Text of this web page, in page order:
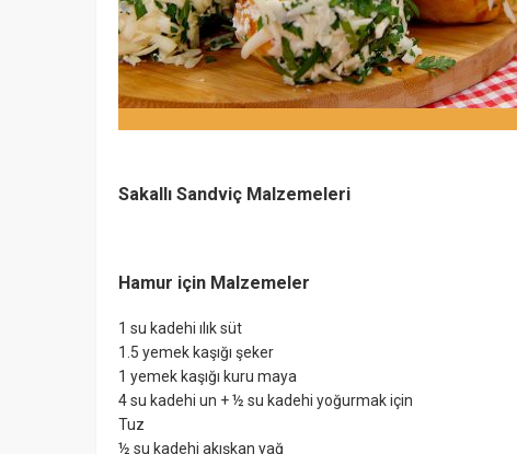
Sakallı Sandviç Malzemeleri
Hamur için Malzemeler
1 su kadehi ılık süt
1.5 yemek kaşığı şeker
1 yemek kaşığı kuru maya
4 su kadehi un + ½ su kadehi yoğurmak için
Tuz
½ su kadehi akışkan yağ